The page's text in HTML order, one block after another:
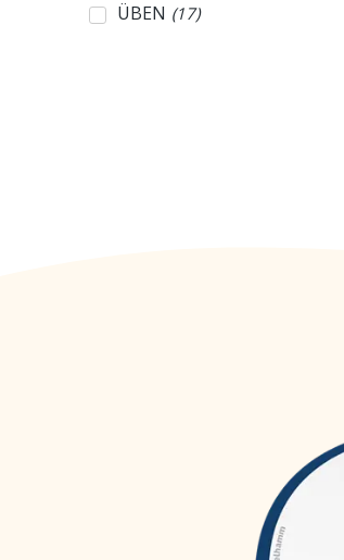
ÜBEN (17)
WAS IST WAS Meine Welt
WAS IST WAS mit Matthias